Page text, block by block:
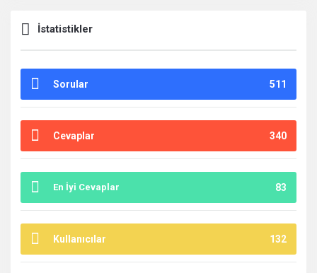
İstatistikler
Sorular 511
Cevaplar 340
En İyi Cevaplar 83
Kullanıcılar 132